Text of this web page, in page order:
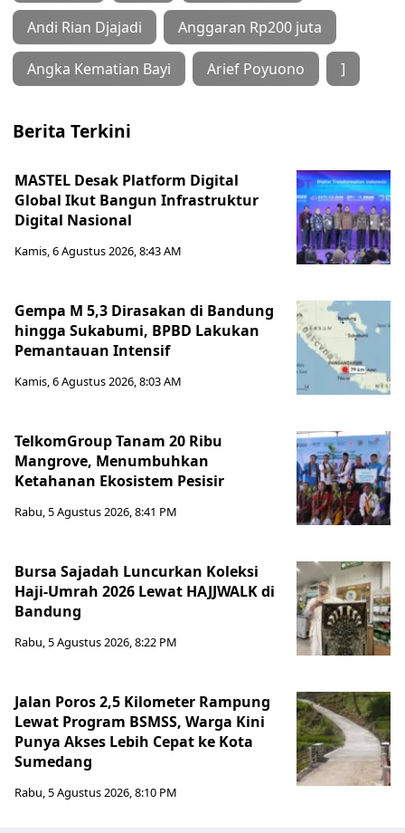
Andi Rian Djajadi Anggaran Rp200 juta
Angka Kematian Bayi Arief Poyuono ]
Berita Terkini
MASTEL Desak Platform Digital
Global Ikut Bangun Infrastruktur
Digital Nasional
Kamis, 6 Agustus 2026, 8:43 AM
Gempa M 5,3 Dirasakan di Bandung
hingga Sukabumi, BPBD Lakukan
Pemantauan Intensif
Kamis, 6 Agustus 2026, 8:03 AM
TelkomGroup Tanam 20 Ribu
Mangrove, Menumbuhkan
Ketahanan Ekosistem Pesisir
Rabu, 5 Agustus 2026, 8:41 PM
Bursa Sajadah Luncurkan Koleksi
Haji-Umrah 2026 Lewat HAJJWALK di
Bandung
Rabu, 5 Agustus 2026, 8:22 PM
Jalan Poros 2,5 Kilometer Rampung
Lewat Program BSMSS, Warga Kini
Punya Akses Lebih Cepat ke Kota
Sumedang
Rabu, 5 Agustus 2026, 8:10 PM